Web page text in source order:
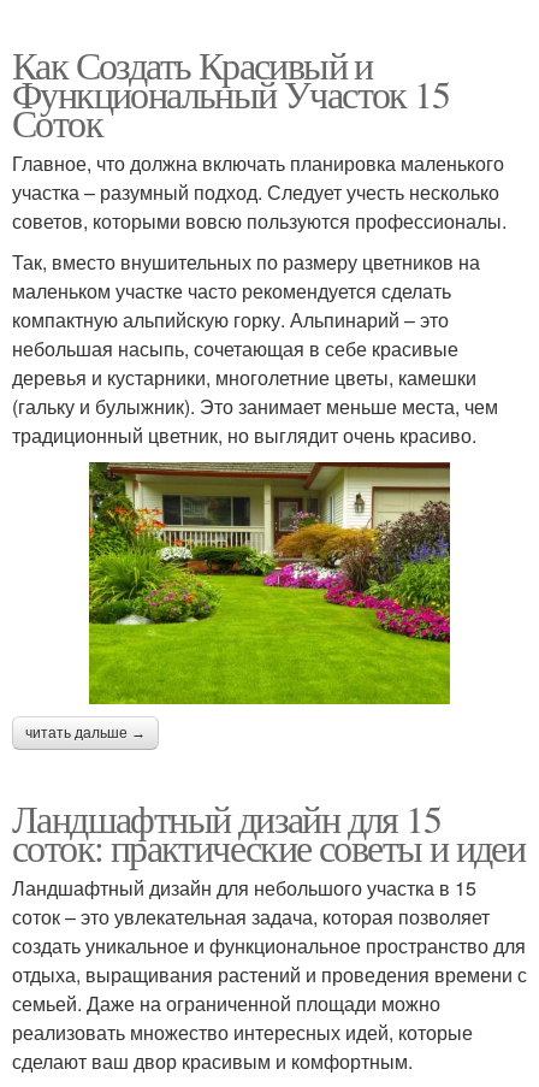
Как Создать Красивый и
Функциональный Участок 15
Соток
Главное, что должна включать планировка маленького
участка – разумный подход. Следует учесть несколько
советов, которыми вовсю пользуются профессионалы.
Так, вместо внушительных по размеру цветников на
маленьком участке часто рекомендуется сделать
компактную альпийскую горку. Альпинарий – это
небольшая насыпь, сочетающая в себе красивые
деревья и кустарники, многолетние цветы, камешки
(гальку и булыжник). Это занимает меньше места, чем
традиционный цветник, но выглядит очень красиво.
читать дальше →
Ландшафтный дизайн для 15
соток: практические советы и идеи
Ландшафтный дизайн для небольшого участка в 15
соток – это увлекательная задача, которая позволяет
создать уникальное и функциональное пространство для
отдыха, выращивания растений и проведения времени с
семьей. Даже на ограниченной площади можно
реализовать множество интересных идей, которые
сделают ваш двор красивым и комфортным.